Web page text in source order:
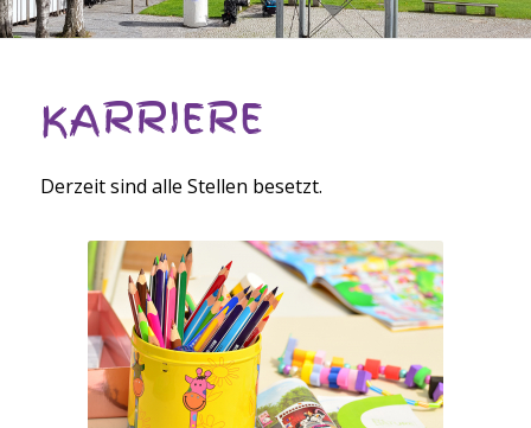
KARRIERE
Derzeit sind alle Stellen besetzt.